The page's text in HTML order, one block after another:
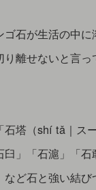
ゴ石が生活の中
離せないと言っ
石塔（shí tǎ｜ス
臼」「石滬」「
など石と強い結